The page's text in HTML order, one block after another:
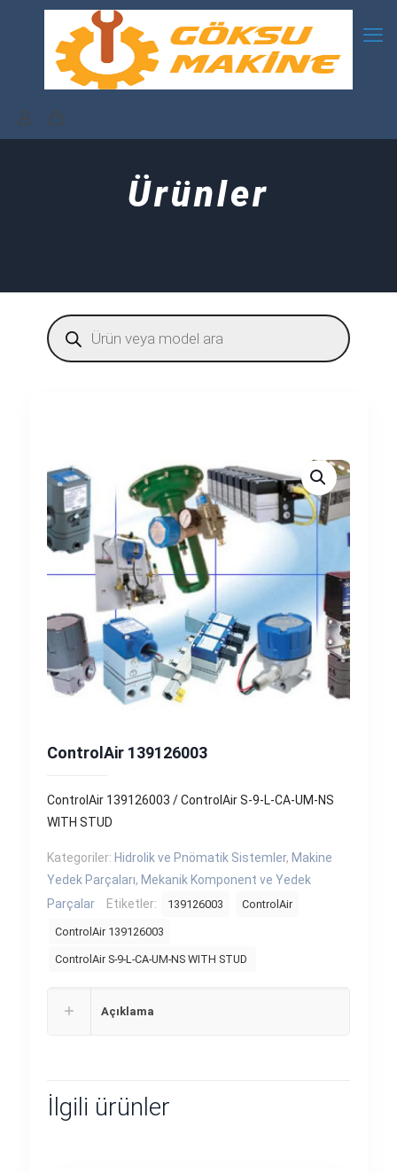
Ürünler
Products
search
ControlAir 139126003
ControlAir 139126003 / ControlAir S-9-L-CA-UM-NS
WITH STUD
Kategoriler: Hidrolik ve Pnömatik Sistemler, Makine
Yedek Parçaları, Mekanik Komponent ve Yedek
Parçalar
Etiketler: 139126003 ControlAir
ControlAir 139126003
ControlAir S-9-L-CA-UM-NS WITH STUD
Açıklama
İlgili ürünler